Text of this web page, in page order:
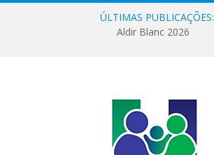
ÚLTIMAS PUBLICAÇÕES:
Aldir Blanc 2026